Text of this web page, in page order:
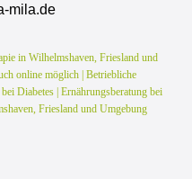
mila.de
in Wilhelmshaven, Friesland und
online möglich | Betriebliche
Diabetes | Ernährungsberatung bei
Friesland und Umgebung